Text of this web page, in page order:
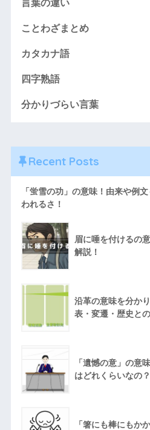
言葉の違い
ことわざまとめ
カタカナ語
四字熟語
分かりづらい言葉
Recent Posts
「蛍雪の功」の意味！由来や例
われるさ！
眉に唾を付けるの
解説！
沿革の意味を分か
表・変遷・歴史と
「遺憾の意」の意
はどれくらいなの？
「箸にも棒にもか